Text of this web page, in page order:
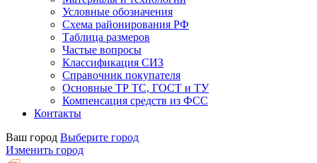
Условные обозначения
Схема районирования РФ
Таблица размеров
Частые вопросы
Классификация СИЗ
Справочник покупателя
Основные ТР ТС, ГОСТ и ТУ
Компенсация средств из ФСС
Контакты
Ваш город Выберите город
Изменить город